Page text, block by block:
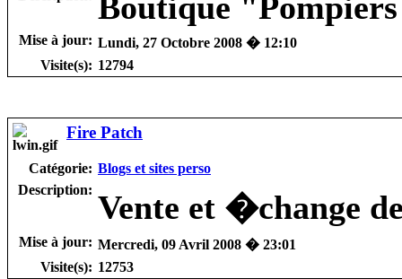
Mise à jour: Lundi, 27 Octobre 2008 � 12:10
Visite(s): 12794
Fire Patch
Catégorie: Blogs et sites perso
Description: Vente et �change
Mise à jour: Mercredi, 09 Avril 2008 � 23:01
Visite(s): 12753